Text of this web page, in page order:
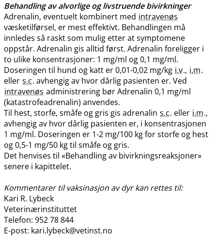
Behandling av alvorlige og livstruende bivirkninger
Adrenalin, eventuelt kombinert med intravenøs
væsketilførsel, er mest effektivt. Behandlingen må
innledes så raskt som mulig etter at symptomene
oppstår. Adrenalin gis alltid først. Adrenalin foreligger i
to ulike konsentrasjoner: 1 mg/ml og 0,1 mg​/​ml.
Doseringen til hund og katt er 0,01-0,02 mg/kg i.v., i.m.
eller s.c. avhengig av hvor dårlig pasienten er. Ved
intravenøs administrering bør Adrenalin 0,1 mg/ml
(katastrofeadrenalin) anvendes.
Til hest, storfe, småfe og gris gis adrenalin s.c. eller i.m.,
avhengig av hvor dårlig pasienten er, i konsentrasjonen
1 mg​/​ml. Doseringen er 1-2 mg/100 kg for storfe og hest
og 0,5-1 mg/50 kg til småfe og gris.
Det henvises til «Behandling av bivirkningsreaksjoner»
senere i kapittelet.
Kommentarer til vaksinasjon av dyr kan rettes til:
Kari R. Lybeck
Veterinærinstituttet
Telefon: 952 78 844
E-post: kari.lybeck@vetinst.no